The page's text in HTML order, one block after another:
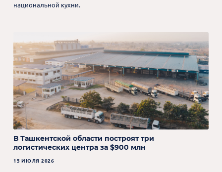
национальной кухни.
В Ташкентской области построят три
логистических центра за $900 млн
15 ИЮЛЯ 2026